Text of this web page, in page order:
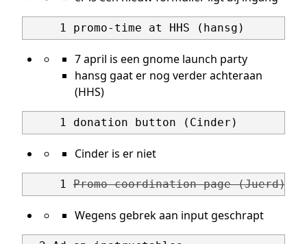
7 april is een gnome launch party
hansg gaat er nog verder achteraan
(HHS)
Cinder is er niet
     1
Promo coordination page (Juerd)
Wegens gebrek aan input geschrapt